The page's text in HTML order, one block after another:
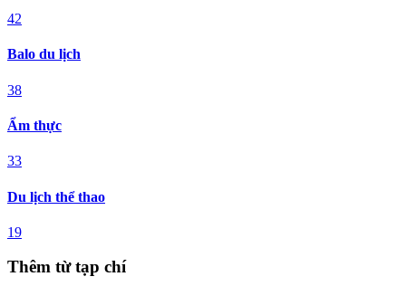
42
Balo du lịch
38
Ẩm thực
33
Du lịch thể thao
19
Thêm từ tạp chí